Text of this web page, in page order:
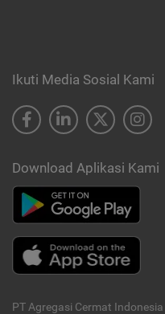
Ikuti Media Sosial Kami
Download Aplikasi Kami
PT Agregasi Cermat Indonesia